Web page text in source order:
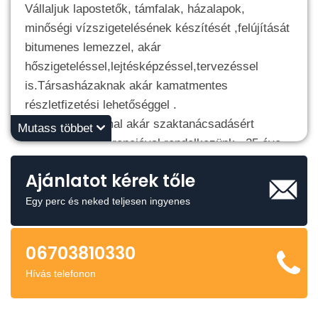
Vállaljuk lapostetők, támfalak, házalapok,
minőségi vízszigetelésének készítését ,felújítását
bitumenes lemezzel, akár
hőszigeteléssel,lejtésképzéssel,tervezéssel
is.Társasházaknak akár kamatmentes
részletfizetési lehetőséggel .
Hívjon bizalommal akár szaktanácsadásért
is.Rengeteg referenciával rendelkezünk. 25 éve
Mutass többet
Ajánlatot kérek tőle
Egy perc és neked teljesen ingyenes
06703810330
Hívás telefonon